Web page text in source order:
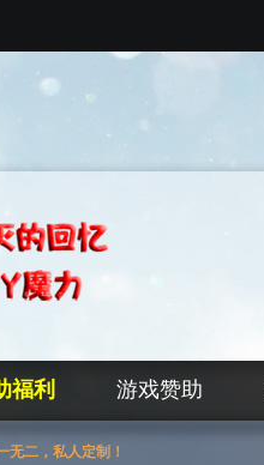
福利 游戏赞助
无二，私人定制！